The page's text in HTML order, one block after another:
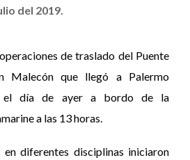
del 2019.
de traslado del Puente
Malecón que llegó a Palermo
el día de ayer a bordo de la
a las 13 horas.
diferentes disciplinas iniciaron